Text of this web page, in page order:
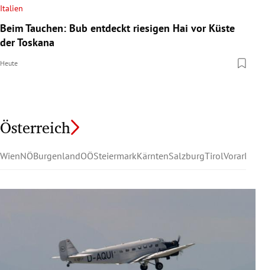
Italien
Beim Tauchen: Bub entdeckt riesigen Hai vor Küste
der Toskana
Heute
Österreich
WienNÖBurgenlandOÖSteiermarkKärntenSalzburgTirolVorarlberg